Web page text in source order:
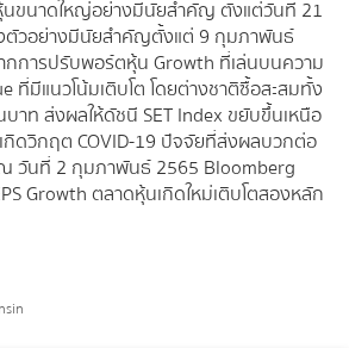
นขนาดใหญ่อย่างมีนัยสำคัญ ตั้งแต่วันที่ 21
ตัวอย่างมีนัยสำคัญตั้งแต่ 9 กุมภาพันธ์
กการปรับพอร์ตหุ้น Growth ที่เล่นบนความ
ที่มีแนวโน้มเติบโต โดยต่างชาติซื้อสะสมทั้ง
าท ส่งผลให้ดัชนี SET Index ขยับขึ้นเหนือ
ดวิกฤต COVID-19 ปัจจัยที่ส่งผลบวกต่อ
วันที่ 2 กุมภาพันธ์ 2565 Bloomberg
Growth ตลาดหุ้นเกิดใหม่เติบโตสองหลัก